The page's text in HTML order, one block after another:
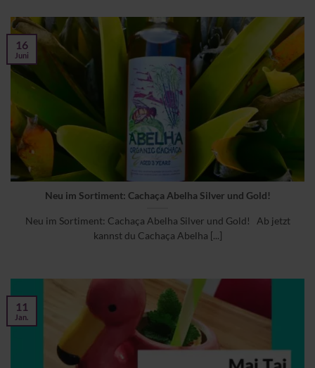
Neu im Sortiment: Cachaça Abelha Silver und Gold!
Neu im Sortiment: Cachaça Abelha Silver und Gold! Ab jetzt
kannst du Cachaça Abelha [...]
16
Juni
11
Jan.